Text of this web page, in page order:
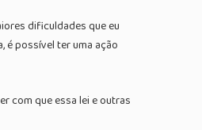
dificuldades que eu
é possível ter uma ação
com que essa lei e outras